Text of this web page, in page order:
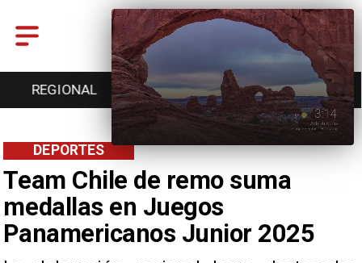
REGIONAL ENTRETENCIÓN DEPORTES
Team Chile de remo suma
medallas en Juegos
Panamericanos Junior 2025
DEPORTES